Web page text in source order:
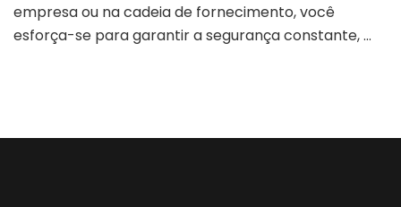
empresa ou na cadeia de fornecimento, você
esforça-se para garantir a segurança constante, …